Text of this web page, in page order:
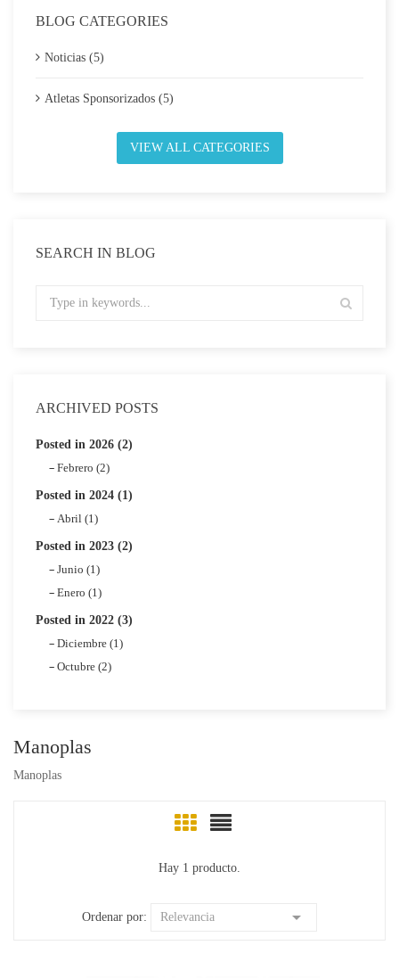
BLOG CATEGORIES
Noticias (5)
Atletas Sponsorizados (5)
VIEW ALL CATEGORIES
SEARCH IN BLOG
ARCHIVED POSTS
Posted in 2026 (2)
Febrero (2)
Posted in 2024 (1)
Abril (1)
Posted in 2023 (2)
Junio (1)
Enero (1)
Posted in 2022 (3)
Diciembre (1)
Octubre (2)
Manoplas
Manoplas
Hay 1 producto.
Ordenar por: Relevancia 